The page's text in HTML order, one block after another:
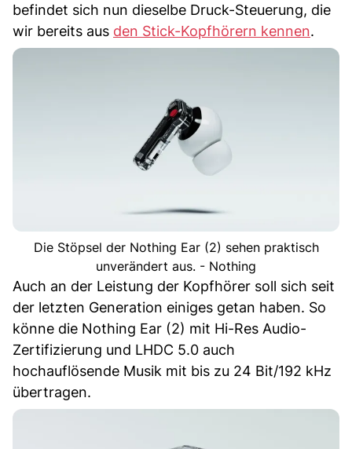
befindet sich nun dieselbe Druck-Steuerung, die
wir bereits aus den Stick-Kopfhörern kennen.
Die Stöpsel der Nothing Ear (2) sehen praktisch
unverändert aus. - Nothing
Auch an der Leistung der Kopfhörer soll sich seit
der letzten Generation einiges getan haben. So
könne die Nothing Ear (2) mit Hi-Res Audio-
Zertifizierung und LHDC 5.0 auch
hochauflösende Musik mit bis zu 24 Bit/192 kHz
übertragen.